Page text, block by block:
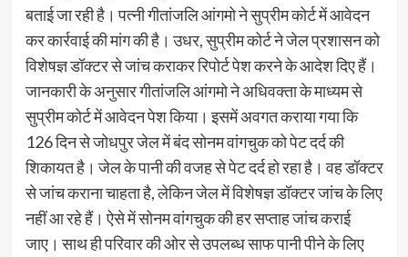
बताई जा रही है। पत्नी गीतांजलि आंगमो ने सुप्रीम कोर्ट में आवेदन
कर कार्रवाई की मांग की है। उधर, सुप्रीम कोर्ट ने जेल प्रशासन को
विशेषज्ञ डॉक्टर से जांच कराकर रिपोर्ट पेश करने के आदेश दिए हैं।
जानकारी के अनुसार गीतांजलि आंगमो ने अधिवक्ता के माध्यम से
सुप्रीम कोर्ट में आवेदन पेश किया। इसमें अवगत कराया गया कि
126 दिन से जोधपुर जेल में बंद सोनम वांगचुक को पेट दर्द की
शिकायत है। जेल के पानी की वजह से पेट दर्द हो रहा है। वह डॉक्टर
से जांच कराना चाहता है, लेकिन जेल में विशेषज्ञ डॉक्टर जांच के लिए
नहीं आ रहे हैं। ऐसे में सोनम वांगचुक की हर सप्ताह जांच कराई
जाए। साथ ही परिवार की ओर से उपलब्ध साफ पानी पीने के लिए